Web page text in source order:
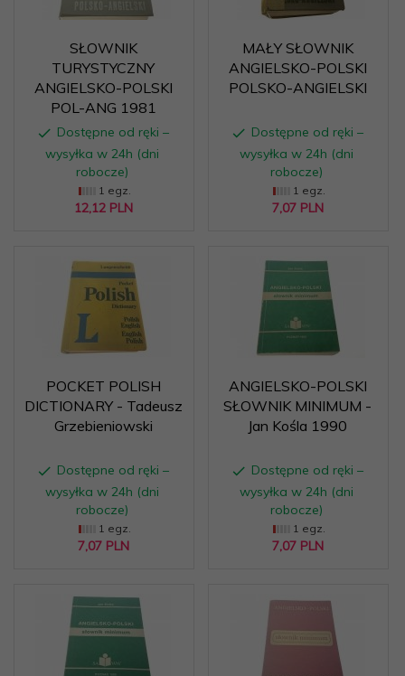
SŁOWNIK
TURYSTYCZNY
ANGIELSKO-POLSKI
POL-ANG 1981
Dostępne od ręki –
wysyłka w 24h (dni
robocze)
1 egz.
12,12 PLN
MAŁY SŁOWNIK
ANGIELSKO-POLSKI
POLSKO-ANGIELSKI
Dostępne od ręki –
wysyłka w 24h (dni
robocze)
1 egz.
7,07 PLN
POCKET POLISH
DICTIONARY - Tadeusz
Grzebieniowski
Dostępne od ręki –
wysyłka w 24h (dni
robocze)
1 egz.
7,07 PLN
ANGIELSKO-POLSKI
SŁOWNIK MINIMUM -
Jan Kośla 1990
Dostępne od ręki –
wysyłka w 24h (dni
robocze)
1 egz.
7,07 PLN